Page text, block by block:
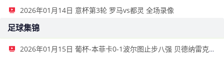
2026年01月14日 意杯第3轮 罗马vs都灵 全场录像
足球集锦
2026年01月15日 葡杯-本菲卡0-1波尔图止步八强 贝德纳雷克制胜帕夫利季斯失良机